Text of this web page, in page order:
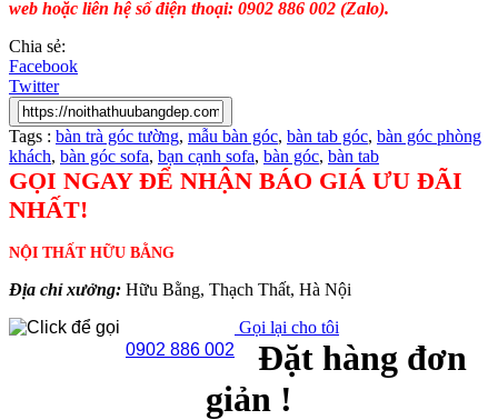
web hoặc liên hệ số điện thoại: 0902 886 002 (Zalo).
Chia sẻ:
Facebook
Twitter
Tags : bàn trà góc tường, mẫu bàn góc, bàn tab góc, bàn góc phòng
khách, bàn góc sofa, bạn cạnh sofa, bàn góc, bàn tab
GỌI NGAY ĐỂ NHẬN BÁO GIÁ ƯU ĐÃI
NHẤT!
NỘI THẤT HỮU BẰNG
Địa chỉ xưởng: Hữu Bằng, Thạch Thất, Hà Nội
0902 886 002
Gọi lại cho tôi
Đặt hàng đơn
giản !